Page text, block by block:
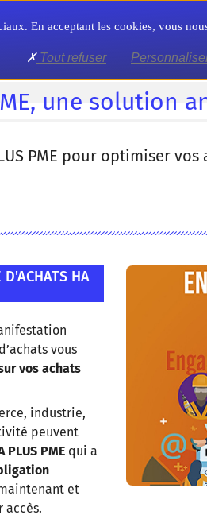
Formation
une solution
PME pour optimiser
D'ACHATS HA
vous
vos achats
industrie,
peuvent
PME qui a
et
accès.
En acceptant les cookies, vous
Tout refuser